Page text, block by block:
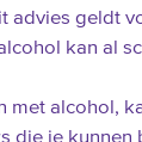
advies geldt
kan al
alcohol,
die je kunnen